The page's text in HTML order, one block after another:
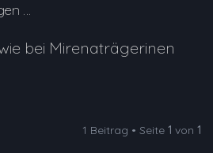
Erfahrungen mit Verhütungsmittel Alternativen
bei Mirenaträgerinen
1 Beitrag • Seite 1 von 1